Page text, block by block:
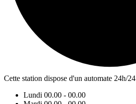
Cette station dispose d'un automate 24h/24
Lundi 00.00 - 00.00